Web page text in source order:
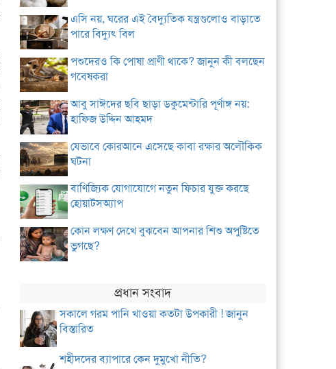
এসি নয়, ঘরের এই বৈদ্যুতিক যন্ত্রগুলোও বাড়াতে
পারে বিদ্যুৎ বিল
পশুদেরও কি পোষা প্রাণী থাকে? জানুন কী বলছেন
গবেষকরা
আবু সাঈদের ছবি ছাড়া ডকুমেন্টারি পূর্ণাঙ্গ নয়:
হাফিজ উদ্দিন আহমদ
যেভাবে কোরআনে এসেছে কাবা রক্ষার অলৌকিক
ঘটনা
বাণিজ্যিক যোগাযোগে নতুন ফিচার যুক্ত করছে
হোয়াটসঅ্যাপ
কোন লক্ষণ দেখে বুঝবেন আপনার শিশু অপুষ্টিতে
ভুগছে?
প্রধান সংবাদ
সকালে গরম পানি খাওয়া কতটা উপকারী ! জানুন
বিস্তারিত
শহীদদের ব্যাপারে কেন দুমুখো নীতি?